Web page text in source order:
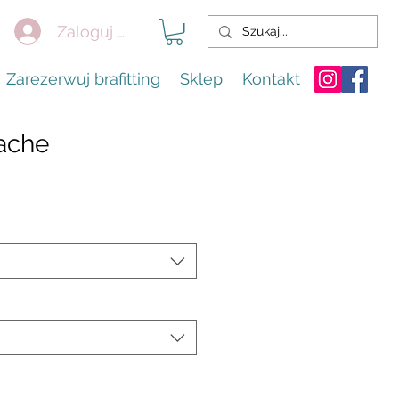
Zaloguj się
Zarezerwuj brafitting Sklep Kontakt